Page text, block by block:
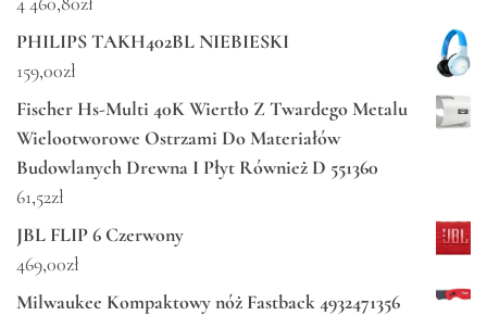
PHILIPS TAKH402BL NIEBIESKI
159,00zł
Fischer Hs-Multi 40K Wiertło Z Twardego Metalu
Wielootworowe Ostrzami Do Materiałów
Budowlanych Drewna I Płyt Również D 551360
61,52zł
JBL FLIP 6 Czerwony
469,00zł
Milwaukee Kompaktowy nóż Fastback 4932471356